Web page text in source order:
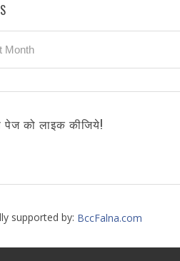
को लाइक कीजिये!
supported by: BccFalna.com